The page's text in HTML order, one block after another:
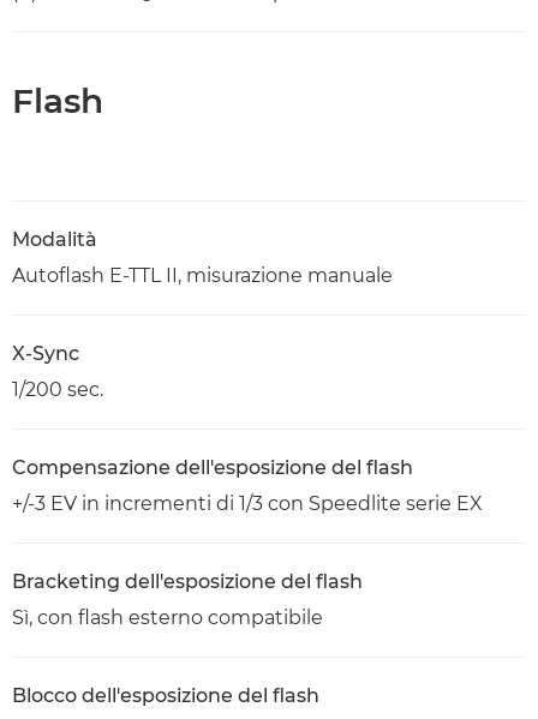
Flash
Modalità
Autoflash E-TTL II, misurazione manuale
X-Sync
1/200 sec.
Compensazione dell'esposizione del flash
+/-3 EV in incrementi di 1/3 con Speedlite serie EX
Bracketing dell'esposizione del flash
Sì, con flash esterno compatibile
Blocco dell'esposizione del flash